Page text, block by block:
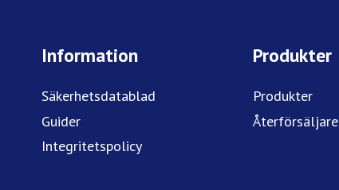
Information
Säkerhetsdatablad
Guider
Integritetspolicy
Produkter
Produkter
Återförsäljare